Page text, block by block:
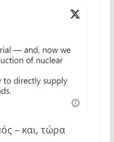
– και, τώρα